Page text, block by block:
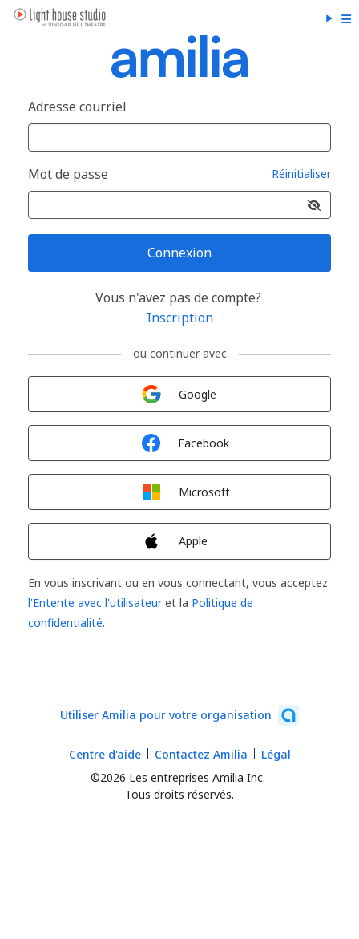
Adresse courriel
Mot de passe Réinitialiser
Connexion
Vous n'avez pas de compte?
Inscription
ou continuer avec
Google
Facebook
Microsoft
Apple
En vous inscrivant ou en vous connectant, vous acceptez
l'Entente avec l'utilisateuret la Politique de
confidentialité.
Utiliser Amilia pour votre organisation
©2026 Les entreprises Amilia Inc.
Tous droits réservés.
Centre d'aide Contactez Amilia Légal